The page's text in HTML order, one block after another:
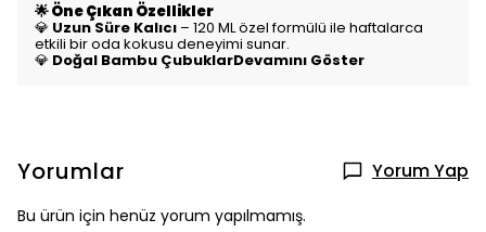
🌟 Öne Çıkan Özellikler
💎 Uzun Süre Kalıcı – 120 ML özel formülü ile haftalarca
etkili bir oda kokusu deneyimi sunar.
💎 Doğal Bambu ÇubuklarDevamını Göster
Yorumlar Yorum Yap
Bu ürün için henüz yorum yapılmamış.